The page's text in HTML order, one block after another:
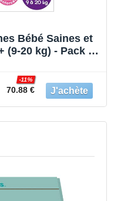
Bébé Saines et
(9-20 kg) - Pack 1
indésirables
70.88 €
-11%